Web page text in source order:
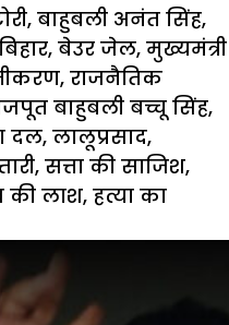
, बाहुबली अनंत सिंह,
, बेउर जेल, मुख्यमंत्री
, राजनैतिक
बाहुबली बच्चू सिंह,
दल, लालूप्रसाद,
, सत्ता की साजिश,
की लाश, हत्या का